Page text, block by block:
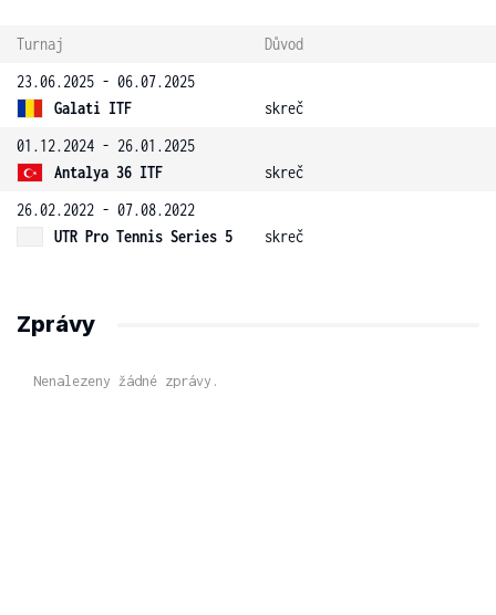
Turnaj
Důvod
23.06.2025 - 06.07.2025
Galati ITF
skreč
01.12.2024 - 26.01.2025
Antalya 36 ITF
skreč
26.02.2022 - 07.08.2022
UTR Pro Tennis Series 5
skreč
Zprávy
Nenalezeny žádné zprávy.